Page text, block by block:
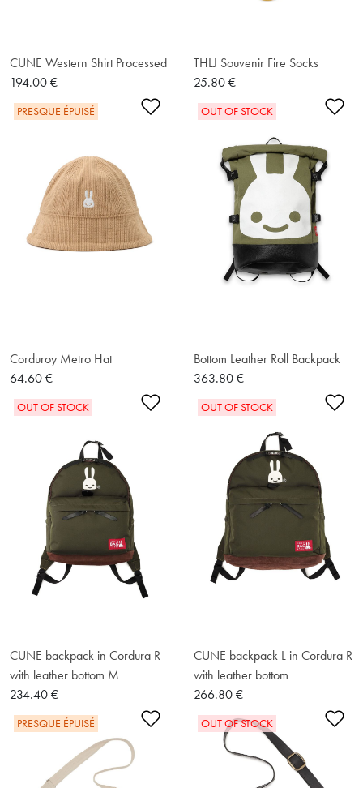
CUNE Western Shirt Processed
194.00 €
THLJ Souvenir Fire Socks
25.80 €
Ajouter à la liste de souhaits
PRESQUE ÉPUISÉ
Corduroy Metro Hat
64.60 €
OUT OF STOCK
Bottom Leather Roll Backpack
363.80 €
Ajouter à la liste de souhaits
OUT OF STOCK
CUNE backpack in Cordura R
with leather bottom M
234.40 €
OUT OF STOCK
CUNE backpack L in Cordura R
with leather bottom
266.80 €
Ajouter à la liste de souhaits
PRESQUE ÉPUISÉ OUT OF STOCK